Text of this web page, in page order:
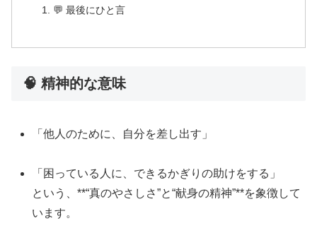
💬 最後にひと言
🧠 精神的な意味
「他人のために、自分を差し出す」
「困っている人に、できるかぎりの助けをする」
という、**“真のやさしさ”と“献身の精神”**を象徴して
います。